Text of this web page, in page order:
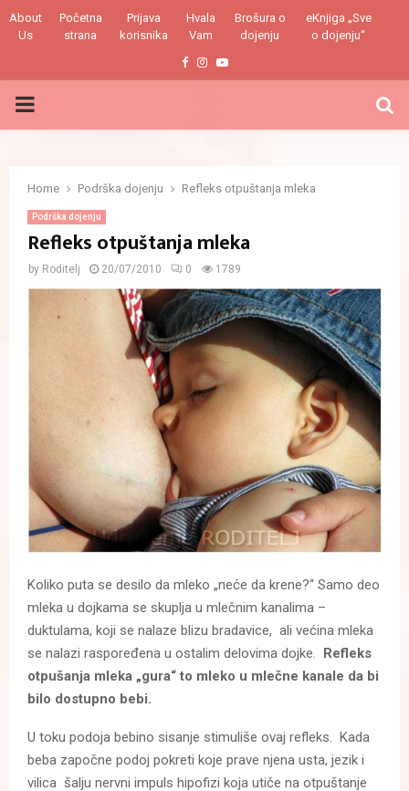
About
Us
Početna
strana
Prijava
korisnika
Hvala
Vam
Brošura o
dojenju
eKnjiga „Sve
o dojenju“
Facebook
Instagram
Youtube
PRIMARY
Home Podrška dojenju Refleks otpuštanja mleka
Podrška dojenju
Refleks otpuštanja mleka
by Roditelj 20/07/2010 0 1789
Koliko puta se desilo da mleko „neće da krene?“ Samo deo
mleka u dojkama se skuplja u mlečnim kanalima –
duktulama, koji se nalaze blizu bradavice, ali većina mleka
se nalazi raspoređena u ostalim delovima dojke. Refleks
otpušanja mleka „gura“ to mleko u mlečne kanale da bi
bilo dostupno bebi.
U toku podoja bebino sisanje stimuliše ovaj refleks. Kada
beba započne podoj pokreti koje prave njena usta, jezik i
vilica šalju nervni impuls hipofizi koja utiče na otpuštanje